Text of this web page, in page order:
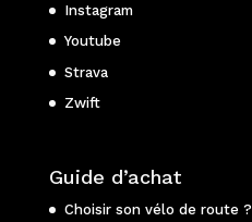
Instagram
Youtube
Strava
Zwift
Guide d’achat
Choisir son vélo de route ?